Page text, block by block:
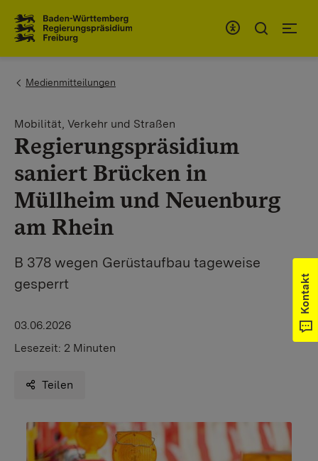
You are here:
Medienmitteilungen
Mobilität, Verkehr und Straßen
Regierungspräsidium
saniert Brücken in
Müllheim und Neuenburg
am Rhein
B 378 wegen Gerüstaufbau tageweise
gesperrt
03.06.2026
Lesezeit: 2 Minuten
Teilen
Kontakt